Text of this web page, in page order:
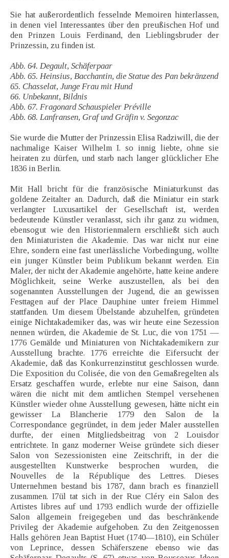
Sie hat außerordentlich fesselnde Memoiren hinterlassen,
in denen viel Interessantes über den preußischen Hof und
den Prinzen Louis Ferdinand, den Lieblingsbruder der
Prinzessin, zu finden ist.
Abb. 64. Degault, Schäferpaar
Abb. 65. Heinsius, Bacchantin, die Statue des Pan bekränzend
65. Chasselat, Junge Frau mit Hund
66. Unbekannt, Bildnis
Abb. 67. Fragonard Schauspieler Préville
Abb. 68. Lanfransen, Graf und Gräfin v. Segonzac
Sie wurde die Mutter der Prinzessin Elisa Radziwill, die der
nachmalige Kaiser Wilhelm I. so innig liebte, ohne sie
heiraten zu dürfen, und starb nach langer glücklicher Ehe
1836 in Berlin.
Mit Hall bricht für die französische Miniaturkunst das
goldene Zeitalter an. Dadurch, daß die Miniatur ein stark
verlangter Luxusartikel der Gesellschaft ist, werden
bedeutende Künstler veranlasst, sich ihr ganz zu widmen,
ebensogut wie den Historienmalern erschließt sich auch
den Miniaturisten die Akademie. Das war nicht nur eine
Ehre, sondern eine fast unerlässliche Vorbedingung, wollte
ein junger Künstler beim Publikum bekannt werden. Ein
Maler, der nicht der Akademie angehörte, hatte keine andere
Möglichkeit, seine Werke auszustellen, als bei den
sogenannten Ausstellungen der Jugend, die an gewissen
Festtagen auf der Place Dauphine unter freiem Himmel
stattfanden. Um diesem Übelstande abzuhelfen, gründeten
einige Nichtakademiker das, was wir heute eine Sezession
nennen würden, die Akademie de St. Luc, die von 1751 —
1776 Gemälde und Miniaturen von Nichtakademikern zur
Ausstellung brachte. 1776 erreichte die Eifersucht der
Akademie, daß das Konkurrenzinstitut geschlossen wurde.
Die Exposition du Colisée, die von den Gemaßregelten als
Ersatz geschaffen wurde, erlebte nur eine Saison, dann
wären die nicht mit dem amtlichen Stempel versehenen
Künstler wieder ohne Ausstellung gewesen, hätte nicht ein
gewisser La Blancherie 1779 den Salon de la
Correspondance gegründet, in dem jeder Maler ausstellen
durfte, der einen Mitgliedsbeitrag von 2 Louisdor
entrichtete. In ganz moderner Weise gründete sich dieser
Salon von Sezessionisten eine Zeitschrift, in der die
ausgestellten Kunstwerke besprochen wurden, die
Nouvelles de la République des Lettres. Dieses
Unternehmen bestand bis 1787, dann brach es finanziell
zusammen. I7ül tat sich in der Rue Cléry ein Salon des
Artistes libres auf und 1793 endlich wurde der offizielle
Salon allgemein freigegeben und das beschränkende
Privileg der Akademie aufgehoben. Zu den Zeitgenossen
Halls gehören Jean Baptist Huet (1740—1810), ein Schüler
von Leprince, dessen Schäferszene ebenso wie das